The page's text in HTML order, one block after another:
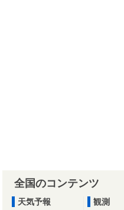
全国のコンテンツ
天気予報
観測